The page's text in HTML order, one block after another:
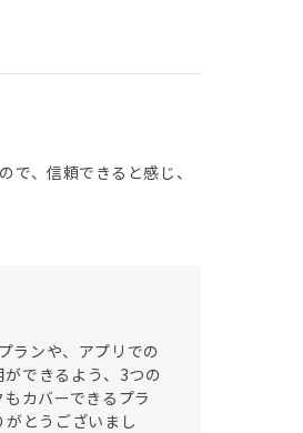
、信頼できると感じ、
ランや、アプリでの
できるよう、3つの
カバーできるプラ
とうございまし